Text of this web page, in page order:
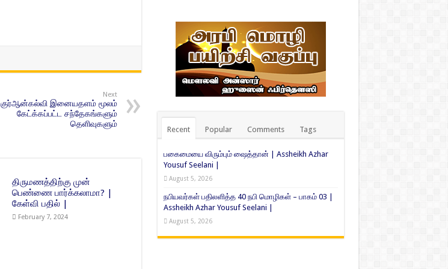
Next
குர்ஆன்கல்வி இனையதளம் மூலம்
கேட்க்கப்பட்ட சந்தேகங்களும்
தெளிவுகளும்
திருமணத்திற்கு முன்
பெண்ணை பார்க்கலாமா? |
கேள்வி பதில் |
February 7, 2024
Recent Popular Comments Tags
பகைமையை விரும்பும் ஷைத்தான் | Assheikh Azhar
Yousuf Seelani |
August 5, 2026
நபியவர்கள் பதிலளித்த 40 நபி மொழிகள் – பாகம் 03 |
Assheikh Azhar Yousuf Seelani |
August 5, 2026